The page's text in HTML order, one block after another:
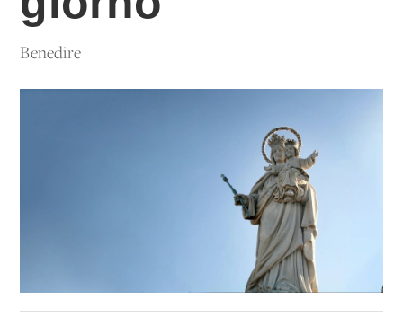
Benedire